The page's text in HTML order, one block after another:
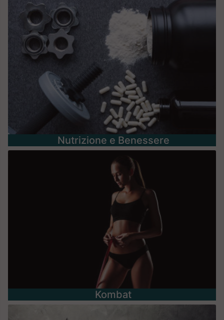
Nutrizione e Benessere
Kombat